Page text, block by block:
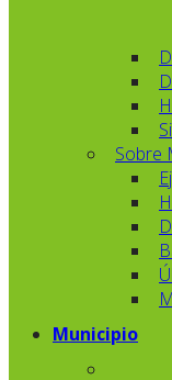
Sobre
Municipio